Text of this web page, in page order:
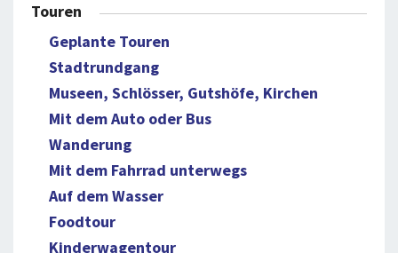
Touren
Geplante Touren
Stadtrundgang
Museen, Schlösser, Gutshöfe, Kirchen
Mit dem Auto oder Bus
Wanderung
Mit dem Fahrrad unterwegs
Auf dem Wasser
Foodtour
Kinderwagentour